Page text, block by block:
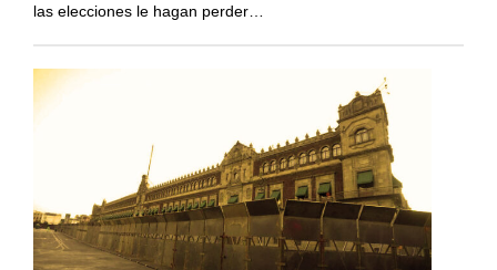
las elecciones le hagan perder…